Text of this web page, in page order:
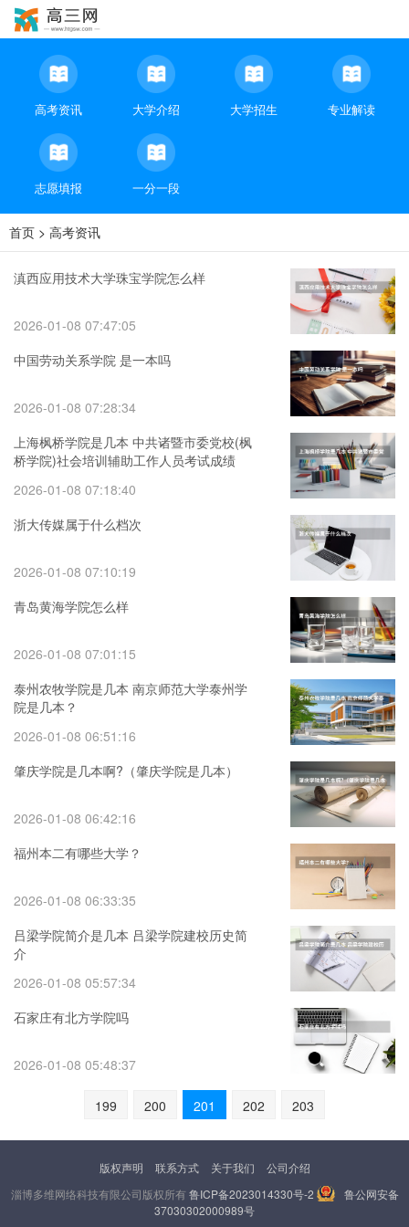
高考资讯 大学介绍 大学招生 专业解读
志愿填报 一分一段
首页 > 高考资讯
滇西应用技术大学珠宝学院怎么样
2026-01-08 07:47:05
中国劳动关系学院 是一本吗
2026-01-08 07:28:34
上海枫桥学院是几本 中共诸暨市委党校(枫
桥学院)社会培训辅助工作人员考试成绩
2026-01-08 07:18:40
浙大传媒属于什么档次
2026-01-08 07:10:19
青岛黄海学院怎么样
2026-01-08 07:01:15
泰州农牧学院是几本 南京师范大学泰州学
院是几本？
2026-01-08 06:51:16
肇庆学院是几本啊?（肇庆学院是几本）
2026-01-08 06:42:16
福州本二有哪些大学？
2026-01-08 06:33:35
吕梁学院简介是几本 吕梁学院建校历史简
介
2026-01-08 05:57:34
石家庄有北方学院吗
2026-01-08 05:48:37
199 200 201 202 203
版权声明 联系方式 关于我们
公司介绍
淄博多维网络科技有限公司版权所有鲁ICP备2023014330号-2
鲁公网安备
37030302000989号